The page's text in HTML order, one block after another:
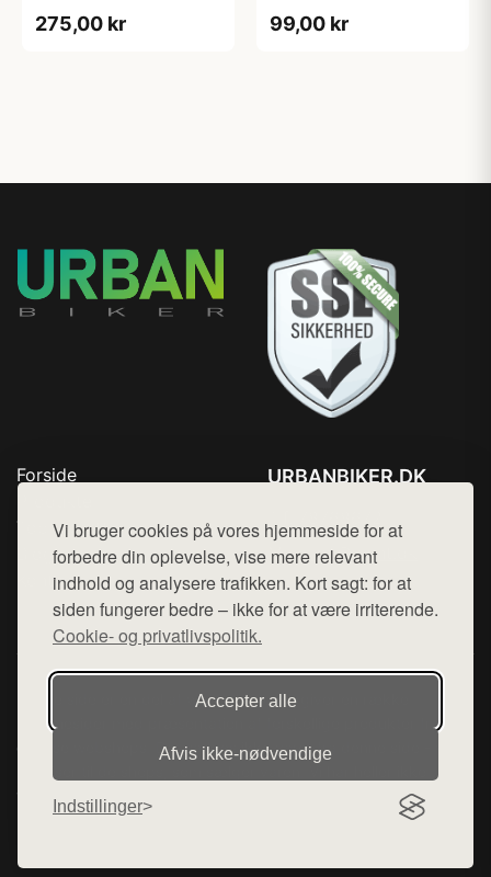
Vi bruger cookies på vores hjemmeside for at
forbedre din oplevelse, vise mere relevant
indhold og analysere trafikken. Kort sagt: for at
siden fungerer bedre – ikke for at være irriterende.
Cookie- og privatlivspolitik.
Accepter alle
Afvis ikke‑nødvendige
Indstillinger
275,00 kr 99,00 kr
Forside
Top Rabatter
Blog
Kontakt
URBANBIKER.DK
Mail: hej@want.dk
Cookie- og privatlivspolitik
Denne side er en del af want.dk, der udgiver en række
hjemmesider med præsentation af forskellige produkter fra
diverse webshops. Der sælges ikke varer fra denne side - vi
varerne på lager.